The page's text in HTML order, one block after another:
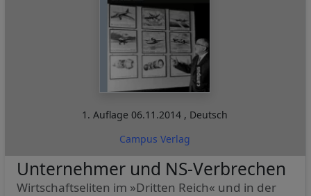
1. Auflage06.11.2014 , Deutsch
Campus Verlag
Unternehmer und NS-Verbrechen
Wirtschaftseliten im »Dritten Reich« und in der